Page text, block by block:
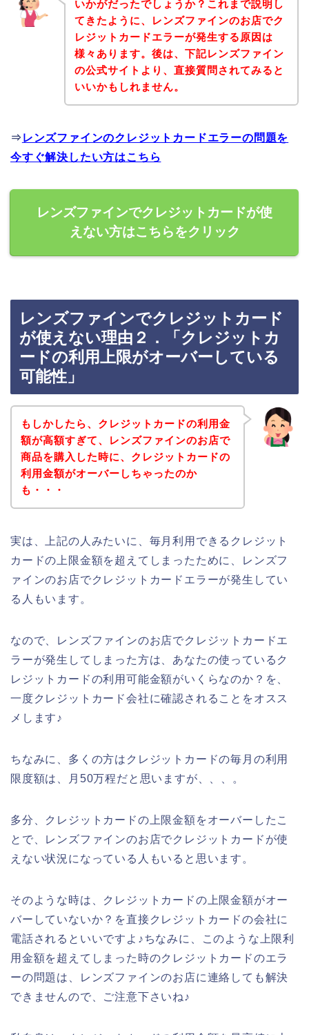
いかがだったでしょうか？これまで説明し
てきたように、レンズファインのお店でク
レジットカードエラーが発生する原因は
様々あります。後は、下記レンズファイン
の公式サイトより、直接質問されてみると
いいかもしれません。
⇒ レンズファインのクレジットカードエラーの問題を
今すぐ解決したい方はこちら
レンズファインでクレジットカードが使
えない方はこちらをクリック
レンズファインでクレジットカード
が使えない理由２．「クレジットカ
ードの利用上限がオーバーしている
可能性」
もしかしたら、クレジットカードの利用金
額が高額すぎて、レンズファインのお店で
商品を購入した時に、クレジットカードの
利用金額がオーバーしちゃったのか
も・・・
実は、上記の人みたいに、毎月利用できるクレジット
カードの上限金額を超えてしまったために、レンズフ
ァインのお店でクレジットカードエラーが発生してい
る人もいます。
なので、レンズファインのお店でクレジットカードエ
ラーが発生してしまった方は、あなたの使っているク
レジットカードの利用可能金額がいくらなのか？を、
一度クレジットカード会社に確認されることをオスス
メします♪
ちなみに、多くの方はクレジットカードの毎月の利用
限度額は、月50万程だと思いますが、、、。
多分、クレジットカードの上限金額をオーバーしたこ
とで、レンズファインのお店でクレジットカードが使
えない状況になっている人もいると思います。
そのような時は、クレジットカードの上限金額がオー
バーしていないか？を直接クレジットカードの会社に
電話されるといいですよ♪ちなみに、このような上限利
用金額を超えてしまった時のクレジットカードのエラ
ーの問題は、レンズファインのお店に連絡しても解決
できませんので、ご注意下さいね♪